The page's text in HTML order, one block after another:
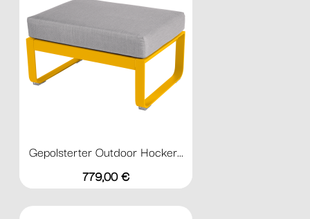
Gepolsterter Outdoor Hocker...
Preis
779,00 €